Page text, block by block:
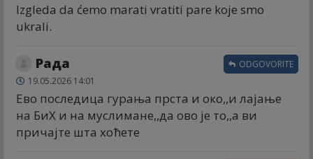
Izgleda da ćemo marati vratiti pare koje smo
ukrali.
Рада
19.05.2026 14:01
Ево последица гурања прста и око,,и лајање
на БиХ и на муслимане,,да ово је то,,а ви
причајте шта хоћете
ODGOVORITE